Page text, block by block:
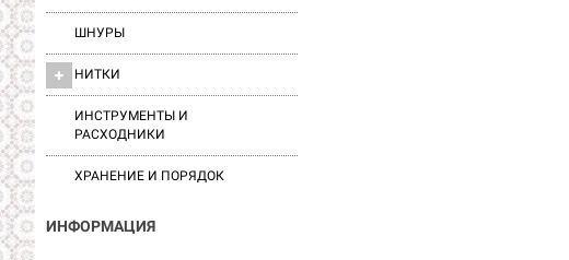
ШНУРЫ
НИТКИ
ИНСТРУМЕНТЫ И
РАСХОДНИКИ
ХРАНЕНИЕ И ПОРЯДОК
ИНФОРМАЦИЯ